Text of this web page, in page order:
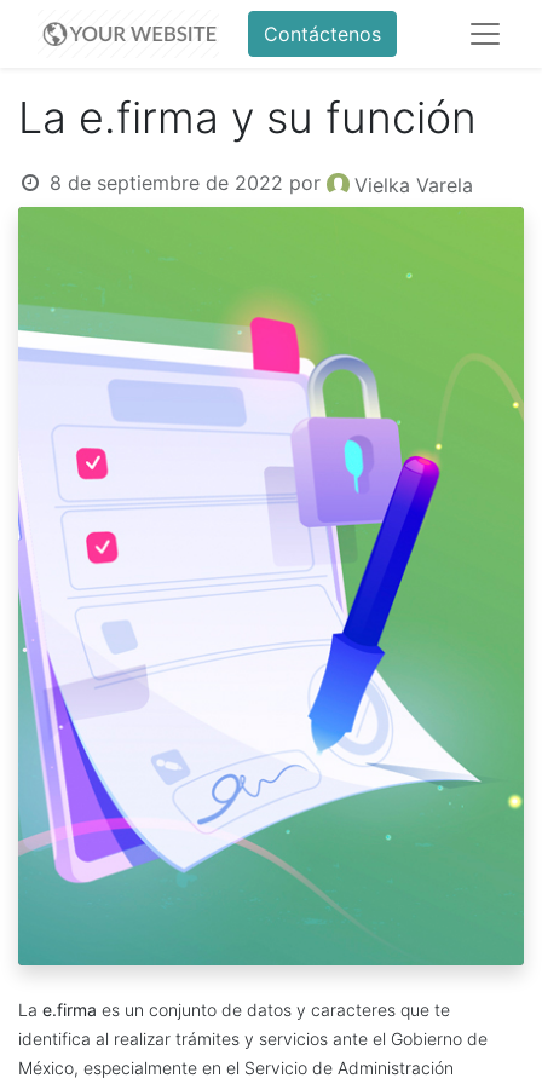
Contáctenos
La e.firma y su función
8 de septiembre de 2022 por Vielka Varela
La e.firma es un conjunto de datos y caracteres que te
identifica al realizar trámites y servicios ante el Gobierno de
México, especialmente en el Servicio de Administración